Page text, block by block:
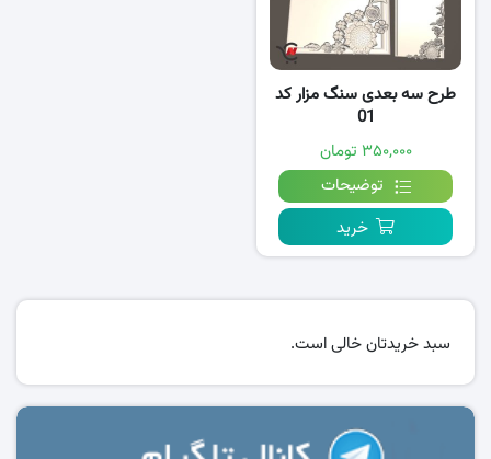
طرح سه بعدی سنگ مزار کد
01
۳۵۰,۰۰۰ تومان
توضیحات
خرید
سبد خریدتان خالی است.